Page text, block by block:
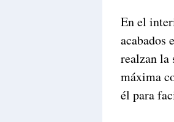
En el
acabados
realzan la
máxima
él para